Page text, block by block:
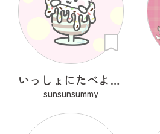
いっしょにたべよ？ぱふぇ
sunsunsummy